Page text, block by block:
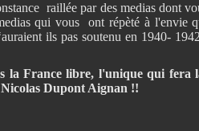
raillée par des medias dont
qui vous ont répèté à l'envie
ils pas soutenu en 1940-
la France libre, l'unique qui fera
Dupont Aignan !!